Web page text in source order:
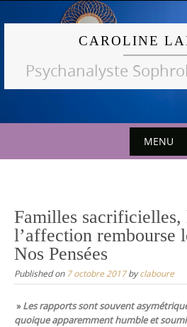
to
CAROLINE
Psychanalyste
MENU
content
Familles sacrificielles,
l’affection rembourse
Nos Pensées
Published on 7 octobre 2017byclaboure
»Les rapports sont souvent
quoique apparemment humble et